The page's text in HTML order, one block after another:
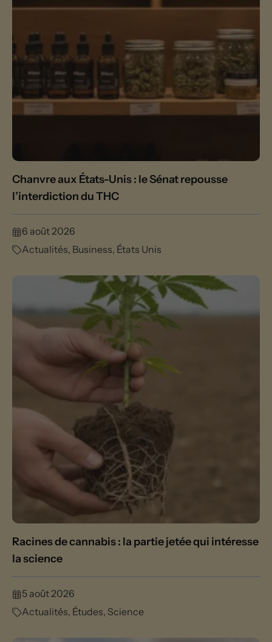
Chanvre aux États-Unis : le Sénat repousse
l’interdiction du THC
6 août 2026
Actualités, Business, États Unis
Racines de cannabis : la partie jetée qui intéresse
la science
5 août 2026
Actualités, Études, Science